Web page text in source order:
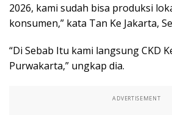
2026, kami sudah bisa produksi
konsumen,” kata Tan Ke Jakarta,
“Di Sebab Itu kami langsung CKD
Purwakarta,” ungkap dia.
ADVERTISEMENT